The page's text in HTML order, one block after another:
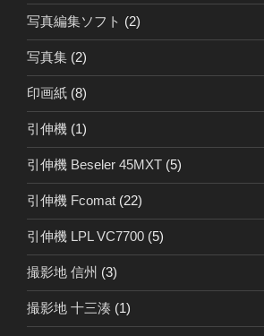
写真編集ソフト (2)
写真集 (2)
印画紙 (8)
引伸機 (1)
引伸機 Beseler 45MXT (5)
引伸機 Fcomat (22)
引伸機 LPL VC7700 (5)
撮影地 信州 (3)
撮影地 十三湊 (1)